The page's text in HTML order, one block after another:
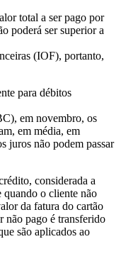
total a ser pago por
poderá ser superior a
(IOF), portanto,
para débitos
em novembro, os
em média, em
juros não podem passar
considerada a
quando o cliente não
da fatura do cartão
não pago é transferido
são aplicados ao